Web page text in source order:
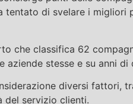
tentato di svelare i migliori
che classifica 62
aziende stesse e su anni di
diversi fattori,
del servizio clienti.